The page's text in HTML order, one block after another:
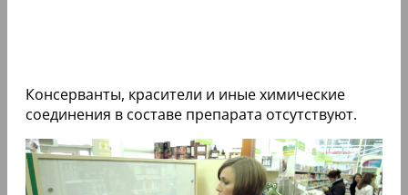
Консерванты, красители и иные химические
соединения в составе препарата отсутствуют.